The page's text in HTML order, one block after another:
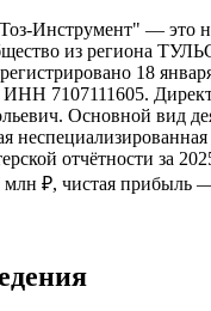
Инструмент" — это
из региона
18
ИНН 7107111605.
Основной вид
отчётности за
млн ₽, чистая прибыль